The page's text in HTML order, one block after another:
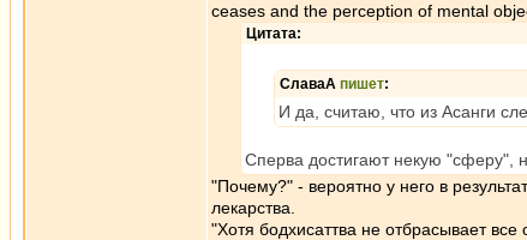
ceases and the perception of mental
Цитата:
СлаваА пишет:
И да, считаю, что из Асанги
Сперва достигают некую "сферу",
"Почему?" - вероятно у него в
лекарства.
"Хотя бодхисаттва не отбрасывает